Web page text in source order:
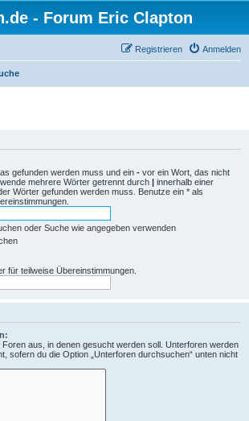
- Forum Eric Clapton
Anmelden
Registrieren
gefunden werden muss und ein - vor ein Wort, das nicht
mehrere Wörter getrennt durch | innerhalb einer
Wörter gefunden werden muss. Benutze ein * als
oder Suche wie angegeben verwenden
für teilweise Übereinstimmungen.
aus, in denen gesucht werden soll. Unterforen werden
sofern du die Option „Unterforen durchsuchen“ unten nicht